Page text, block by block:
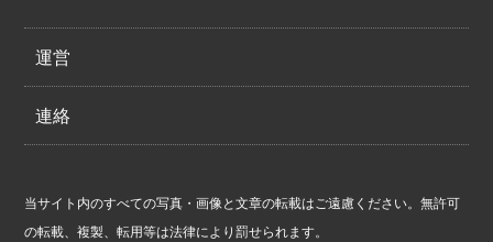
運営
連絡
当サイト内のすべての写真・画像と文章の転載はご遠慮ください。無許可
の転載、複製、転用等は法律により罰せられます。